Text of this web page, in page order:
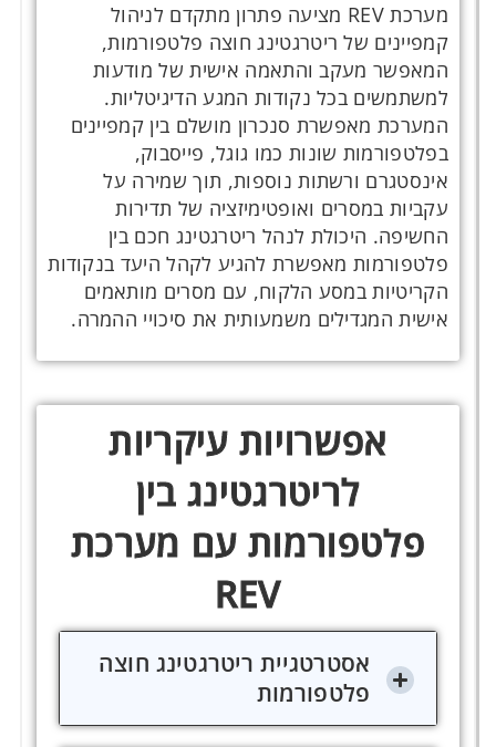
מערכת REV מציעה פתרון מתקדם לניהול
קמפיינים של ריטרגטינג חוצה פלטפורמות,
המאפשר מעקב והתאמה אישית של מודעות
למשתמשים בכל נקודות המגע הדיגיטליות.
המערכת מאפשרת סנכרון מושלם בין קמפיינים
בפלטפורמות שונות כמו גוגל, פייסבוק,
אינסטגרם ורשתות נוספות, תוך שמירה על
עקביות במסרים ואופטימיזציה של תדירות
החשיפה. היכולת לנהל ריטרגטינג חכם בין
פלטפורמות מאפשרת להגיע לקהל היעד בנקודות
הקריטיות במסע הלקוח, עם מסרים מותאמים
אישית המגדילים משמעותית את סיכויי ההמרה.
אפשרויות עיקריות
לריטרגטינג בין
פלטפורמות עם מערכת
REV
אסטרטגיית ריטרגטינג חוצה
פלטפורמות